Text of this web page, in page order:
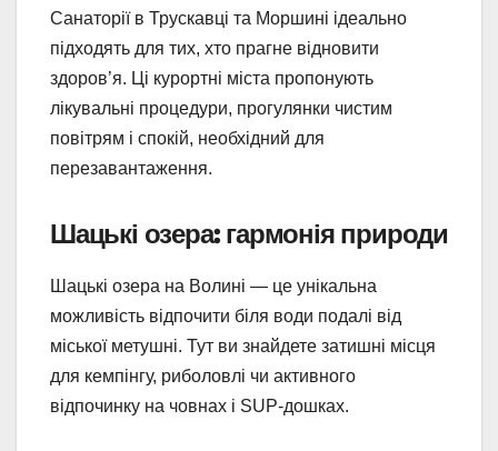
Санаторії в Трускавці та Моршині ідеально
підходять для тих, хто прагне відновити
здоров’я. Ці курортні міста пропонують
лікувальні процедури, прогулянки чистим
повітрям і спокій, необхідний для
перезавантаження.
Шацькі озера: гармонія природи
Шацькі озера на Волині — це унікальна
можливість відпочити біля води подалі від
міської метушні. Тут ви знайдете затишні місця
для кемпінгу, риболовлі чи активного
відпочинку на човнах і SUP-дошках.